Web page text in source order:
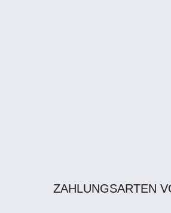
ZAHLUNGSARTEN